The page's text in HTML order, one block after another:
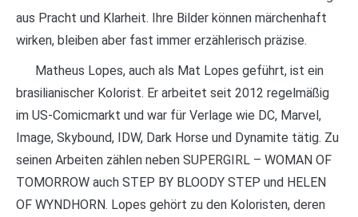
aus Pracht und Klarheit. Ihre Bilder können märchenhaft
wirken, bleiben aber fast immer erzählerisch präzise.
Matheus Lopes, auch als Mat Lopes geführt, ist ein
brasilianischer Kolorist. Er arbeitet seit 2012 regelmäßig
im US-Comicmarkt und war für Verlage wie DC, Marvel,
Image, Skybound, IDW, Dark Horse und Dynamite tätig. Zu
seinen Arbeiten zählen neben SUPERGIRL – WOMAN OF
TOMORROW auch STEP BY BLOODY STEP und HELEN
OF WYNDHORN. Lopes gehört zu den Koloristen, deren